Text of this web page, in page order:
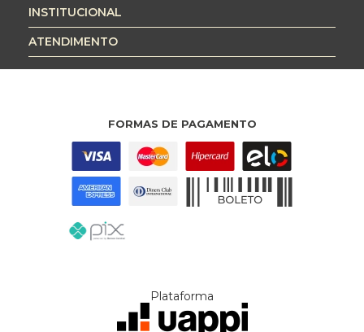
INSTITUCIONAL
ATENDIMENTO
FORMAS DE PAGAMENTO
Plataforma